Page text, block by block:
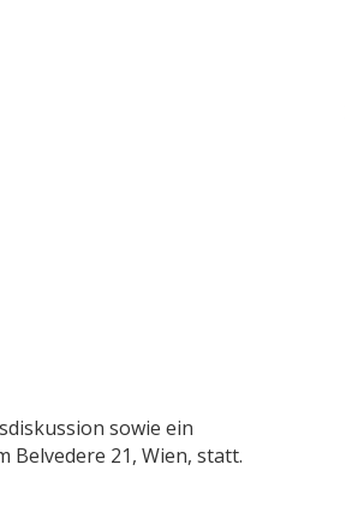
sowie ein
21, Wien, statt.